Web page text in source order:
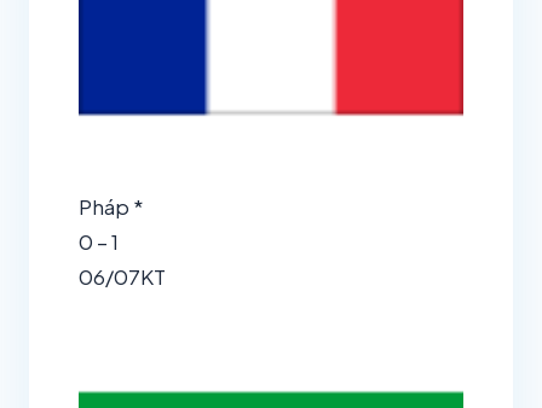
Pháp *
0 – 1
06/07KT